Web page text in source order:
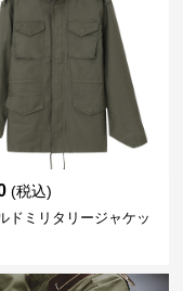
(税込)
ドミリタリージャケッ